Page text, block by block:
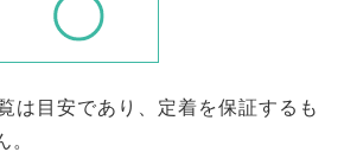
は目安であり、定着を保証するも
。